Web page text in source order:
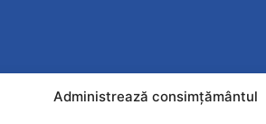
Administrează consimțământul